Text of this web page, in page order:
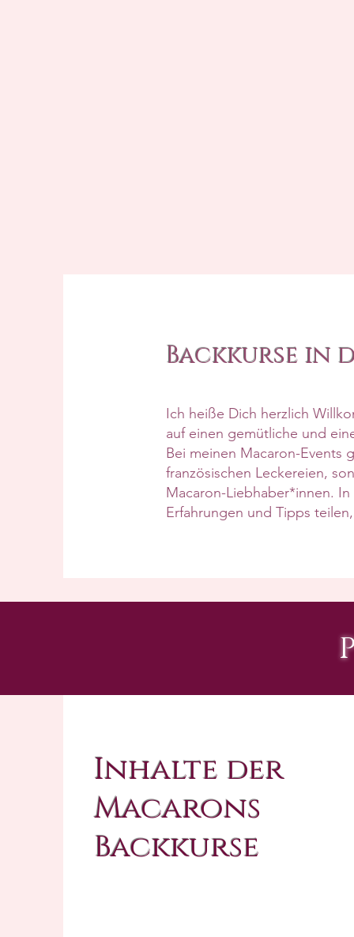
Backkurse in
Ich heiße Dich herzlich
auf einen gemütliche und
Bei meinen Macaron-Events
französischen Leckereien,
Macaron-Liebhaber*innen.
Erfahrungen und Tipps
Inhalte der
Macarons
Backkurse